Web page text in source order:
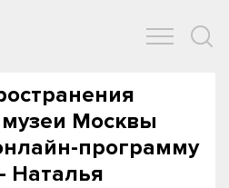
Москвы
программу
Наталья